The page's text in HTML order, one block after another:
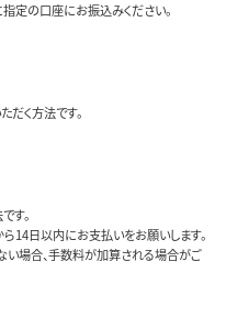
定の口座にお振込みください。
く方法です。
す。
14日以内にお支払いをお願いします。
場合、手数料が加算される場合がご